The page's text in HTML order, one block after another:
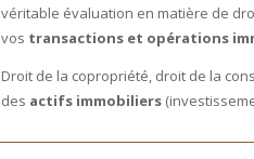
véritable évaluation en matière de
vos transactions et opérations
Droit de la copropriété, droit de la
des actifs immobiliers